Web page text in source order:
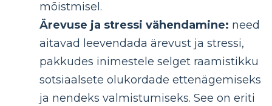
mõistmisel.
Ärevuse ja stressi vähendamine: need
aitavad leevendada ärevust ja stressi,
pakkudes inimestele selget raamistikku
sotsiaalsete olukordade ettenägemiseks
ja nendeks valmistumiseks. See on eriti